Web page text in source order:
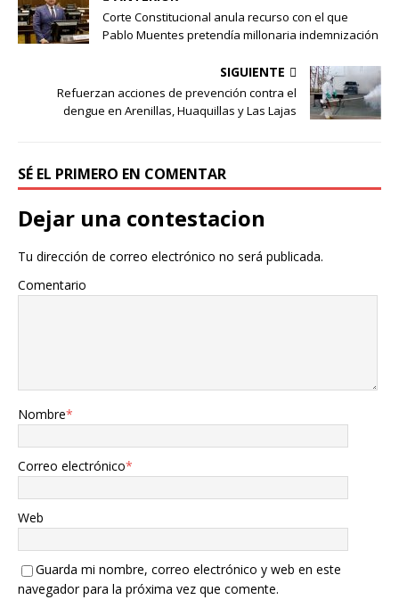
Corte Constitucional anula recurso con el que
Pablo Muentes pretendía millonaria indemnización
SIGUIENTE
Refuerzan acciones de prevención contra el
dengue en Arenillas, Huaquillas y Las Lajas
SÉ EL PRIMERO EN COMENTAR
Dejar una contestacion
Tu dirección de correo electrónico no será publicada.
Comentario
Nombre*
Correo electrónico*
Web
Guarda mi nombre, correo electrónico y web en este
navegador para la próxima vez que comente.